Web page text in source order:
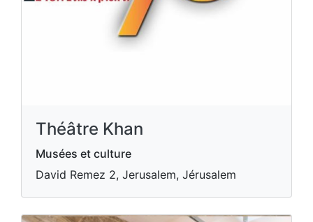
Théâtre Khan
Musées et culture
David Remez 2, Jerusalem, Jérusalem